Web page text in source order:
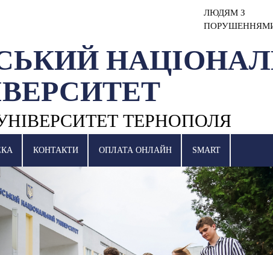
ЛЮДЯМ З
ТЕРНОПОЛЯ
КОНТАКТИ ОПЛАТА ОНЛАЙН SMART